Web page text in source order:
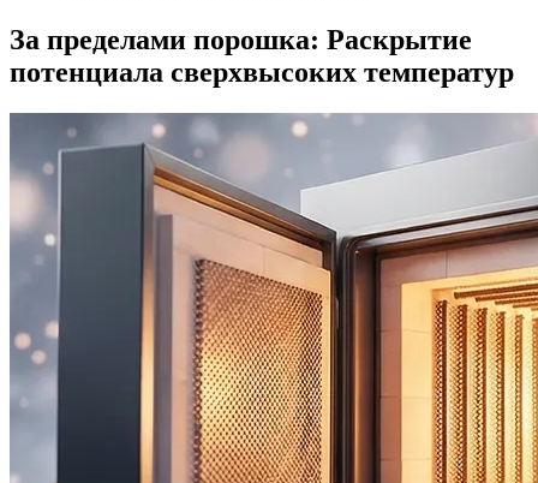
За пределами порошка: Раскрытие
потенциала сверхвысоких температур